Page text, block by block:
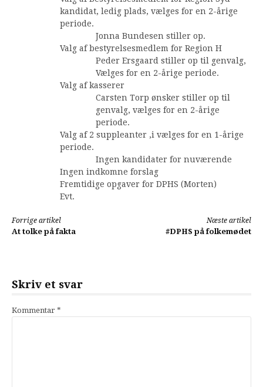
kandidat, ledig plads, vælges for en 2-årige
periode.
Jonna Bundesen stiller op.
Valg af bestyrelsesmedlem for Region H
Peder Ersgaard stiller op til genvalg,
Vælges for en 2-årige periode.
Valg af kasserer
Carsten Torp ønsker stiller op til
genvalg, vælges for en 2-årige
periode.
Valg af 2 suppleanter ,i vælges for en 1-årige
periode.
Ingen kandidater for nuværende
Ingen indkomne forslag
Fremtidige opgaver for DPHS (Morten)
Evt.
Læs
Forrige artikel
At tolke på fakta
Næste artikel
#DPHS på folkemødet
Skriv et svar
Kommentar *